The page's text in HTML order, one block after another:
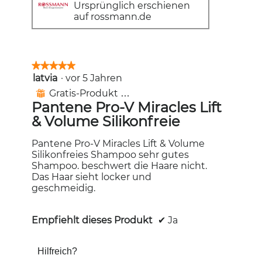
Sternen.
Ursprünglich erschienen
auf rossmann.de
★★★★★
★★★★★
5
von
Sternen.
latvia · vor 5 Jahren
⊞ Gratis-Produkt erhalten
Pantene Pro-V Miracles Lift
& Volume Silikonfreie
Pantene Pro-V Miracles Lift & Volume
Silikonfreies Shampoo sehr gutes
Shampoo. beschwert die Haare nicht.
Das Haar sieht locker und
geschmeidig.
Empfiehlt dieses Produkt ✔ Ja
Hilfreich?